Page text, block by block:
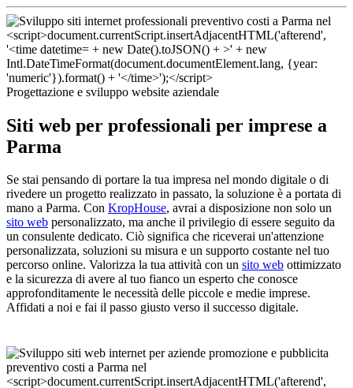
Progettazione e sviluppo website aziendale
Siti web per professionali per imprese a
Parma
Se stai pensando di portare la tua impresa nel mondo digitale o di
rivedere un progetto realizzato in passato, la soluzione è a portata di
mano a Parma. Con KropHouse, avrai a disposizione non solo un
sito web personalizzato, ma anche il privilegio di essere seguito da
un consulente dedicato. Ciò significa che riceverai un'attenzione
personalizzata, soluzioni su misura e un supporto costante nel tuo
percorso online. Valorizza la tua attività con un sito web ottimizzato
e la sicurezza di avere al tuo fianco un esperto che conosce
approfonditamente le necessità delle piccole e medie imprese.
Affidati a noi e fai il passo giusto verso il successo digitale.